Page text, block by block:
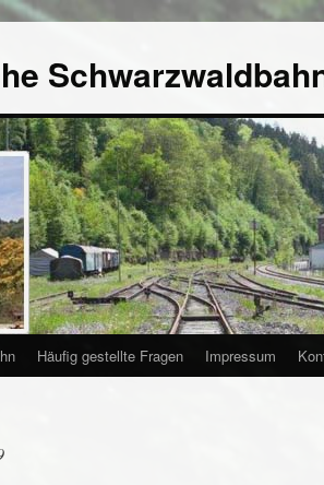
Häufig gestellte Fragen Impressum